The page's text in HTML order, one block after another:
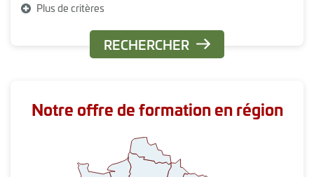
Plus de critères
Notre offre de formation en région